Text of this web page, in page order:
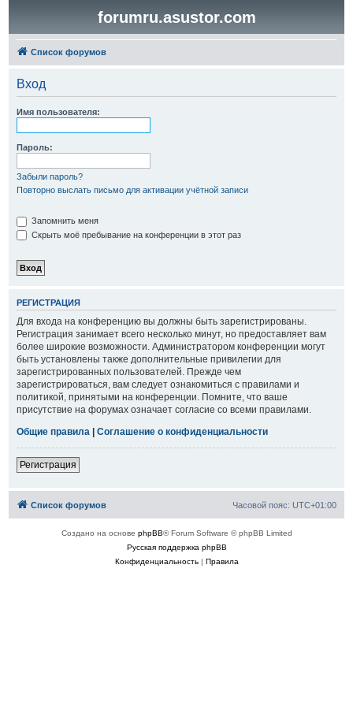
forumru.asustor.com
Список форумов
Вход
Имя пользователя:
Пароль:
Забыли пароль?
Повторно выслать письмо для активации учётной записи
Запомнить меня
Скрыть моё пребывание на конференции в этот раз
РЕГИСТРАЦИЯ
Для входа на конференцию вы должны быть зарегистрированы.
Регистрация занимает всего несколько минут, но предоставляет вам
более широкие возможности. Администратором конференции могут
быть установлены также дополнительные привилегии для
зарегистрированных пользователей. Прежде чем
зарегистрироваться, вам следует ознакомиться с правилами и
политикой, принятыми на конференции. Помните, что ваше
присутствие на форумах означает согласие со всеми правилами.
Общие правила | Соглашение о конфиденциальности
Регистрация
Список форумов Часовой пояс: UTC+01:00
Создано на основе phpBB® Forum Software © phpBB Limited
Русская поддержка phpBB
Конфиденциальность| Правила